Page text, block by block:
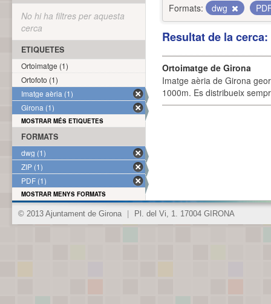
Formats:
dwg
Resultat de la
Ortoimatge de Girona
Imatge aèria de Girona
1000m. Es distribueix
No hi ha filtres per aquesta
cerca
ETIQUETES
Ortoimatge (1)
Ortofoto (1)
Imatge aèria (1)
Girona (1)
MOSTRAR MÉS ETIQUETES
FORMATS
dwg (1)
ZIP (1)
PDF (1)
MOSTRAR MENYS FORMATS
© 2013 Ajuntament de Girona Pl. del Vi, 1. 17004 GIRONA